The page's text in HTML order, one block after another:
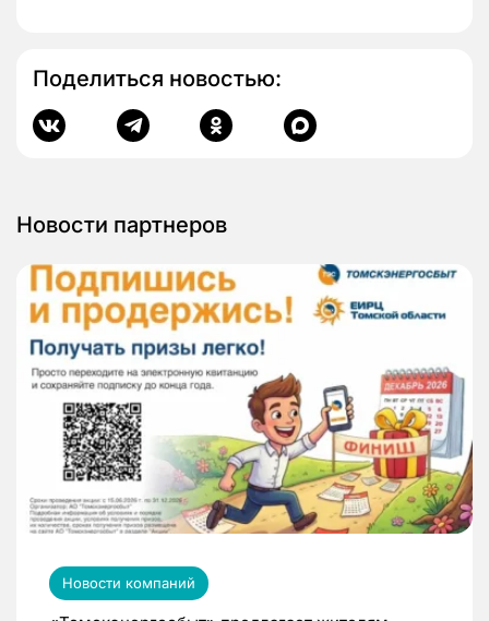
Поделиться новостью:
Новости партнеров
Новости компаний